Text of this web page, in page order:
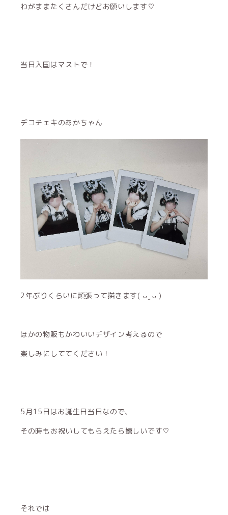
わがままたくさんだけどお願いします♡
当日入国はマストで！
デコチェキのあかちゃん
2年ぶりくらいに頑張って描きます( ᴗ ̫ ᴗ )
ほかの物販もかわいいデザイン考えるので
楽しみにしててください！
5月15日はお誕生日当日なので、
その時もお祝いしてもらえたら嬉しいです♡
それでは